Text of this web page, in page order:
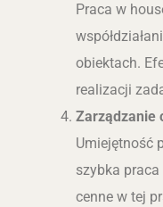
Praca w
obiektach.
realizacji
Zarządzanie
Umiejętność
szybka
cenne w tej